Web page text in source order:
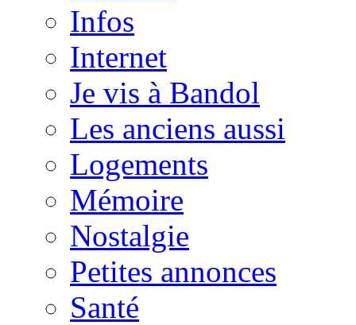
Infos
Internet
Je vis à Bandol
Les anciens aussi
Logements
Mémoire
Nostalgie
Petites annonces
Santé